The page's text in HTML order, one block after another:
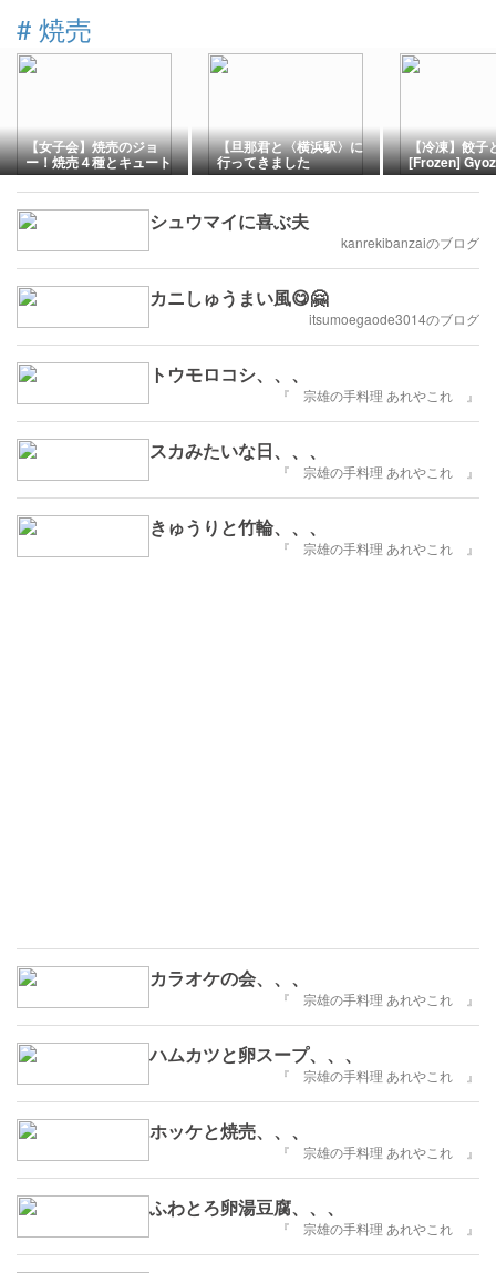
# 焼売
【女子会】焼売のジョ
ー！焼売４種とキュート
なソルベサワー！
【旦那君と〈横浜駅〉に
行ってきました
★《OTTIMO Seafood
Garden 横浜ルミネ店》
でランチ★≪プレバト才
能アリ展≫】
【冷凍】餃子
[Frozen]
Shumai
シュウマイに喜ぶ夫
kanrekibanzaiのブログ
カニしゅうまい風😋🤗
itsumoegaode3014のブログ
トウモロコシ、、、
『 宗雄の手料理 あれやこれ 』
スカみたいな日、、、
『 宗雄の手料理 あれやこれ 』
きゅうりと竹輪、、、
『 宗雄の手料理 あれやこれ 』
カラオケの会、、、
『 宗雄の手料理 あれやこれ 』
ハムカツと卵スープ、、、
『 宗雄の手料理 あれやこれ 』
ホッケと焼売、、、
『 宗雄の手料理 あれやこれ 』
ふわとろ卵湯豆腐、、、
『 宗雄の手料理 あれやこれ 』